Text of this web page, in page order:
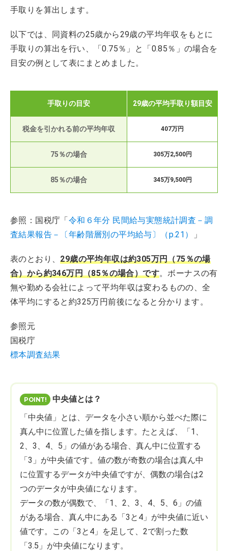
手取りを算出します。
以下では、同資料の25歳から29歳の平均年収をもとに
手取りの算出を行い、「0.75％」と「0.85％」の場合を
目安の例として表にまとめました。
手取りの目安 29歳の平均手取り額目安
税金を引かれる前の平均年収 407万円
75％の場合 305万2,500円
85％の場合 345万9,500円
参照：国税庁「令和６年分 民間給与実態統計調査－調
査結果報告－〔年齢階層別の平均給与〕（p.21）
」
表のとおり、29歳の平均年収は約305万円（75％の場
合）から約346万円（85％の場合）です。ボーナスの有
無や勤める会社によって平均年収は変わるものの、全
体平均にすると約325万円前後になると分かります。
参照元
国税庁
標本調査結果
中央値とは？
「中央値」とは、データを小さい順から並べた際に
真ん中に位置した値を指します。たとえば、「1、
2、3、4、5」の値がある場合、真ん中に位置する
「3」が中央値です。値の数が奇数の場合は真ん中
に位置するデータが中央値ですが、偶数の場合は2
つのデータが中央値になります。
データの数が偶数で、「1、2、3、4、5、6」の値
がある場合、真ん中にある「3と4」が中央値に近い
値です。この「3と4」を足して、2で割った数
「3.5」が中央値になります。